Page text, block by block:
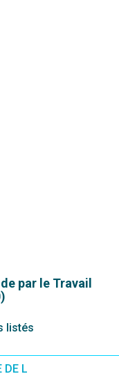
par le Travail
listés
DE L